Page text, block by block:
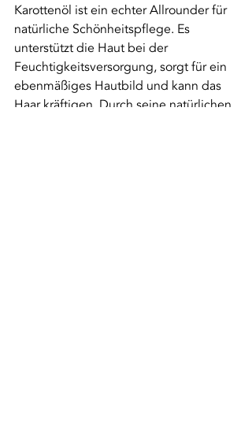
Karottenöl ist ein echter Allrounder für
natürliche Schönheitspflege. Es
unterstützt die Haut bei der
Feuchtigkeitsversorgung, sorgt für ein
ebenmäßiges Hautbild und kann das
Haar kräftigen. Durch seine natürlichen